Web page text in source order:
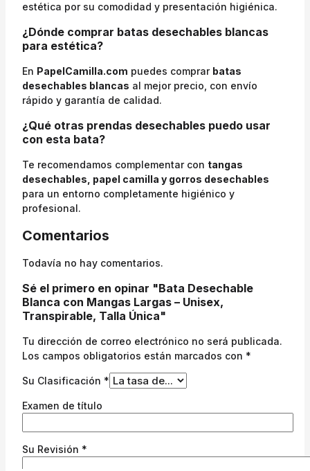
estética por su comodidad y presentación higiénica.
¿Dónde comprar batas desechables blancas
para estética?
En PapelCamilla.com puedes comprar batas
desechables blancas al mejor precio, con envío
rápido y garantía de calidad.
¿Qué otras prendas desechables puedo usar
con esta bata?
Te recomendamos complementar con tangas
desechables, papel camilla y gorros desechables
para un entorno completamente higiénico y
profesional.
Comentarios
Todavía no hay comentarios.
Sé el primero en opinar "Bata Desechable
Blanca con Mangas Largas – Unisex,
Transpirable, Talla Única"
Tu dirección de correo electrónico no será publicada.
Los campos obligatorios están marcados con *
Su Clasificación *
Examen de título
Su Revisión *